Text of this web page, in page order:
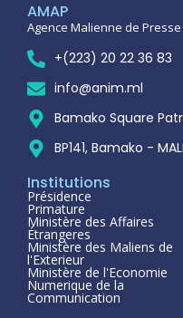
AMAP
Agence Malienne de
+(223) 20 22 36 83
info@anim.ml
Bamako Square
BP141, Bamako - MALI
Institutions
Présidence
Primature
Ministère des Affaires
Étrangeres
Ministère des Maliens de
l'Exterieur
Ministère de l'Economie
Numerique de la
Communication